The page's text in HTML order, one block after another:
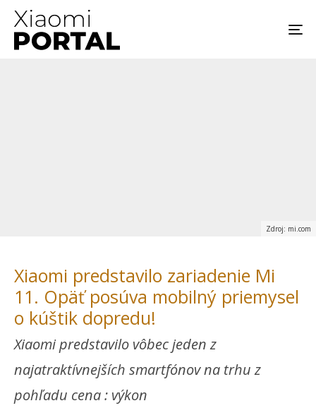
Zdroj: mi.com
Xiaomi predstavilo zariadenie Mi
11. Opäť posúva mobilný priemysel
o kúštik dopredu!
Xiaomi predstavilo vôbec jeden z
najatraktívnejších smartfónov na trhu z
pohľadu cena : výkon